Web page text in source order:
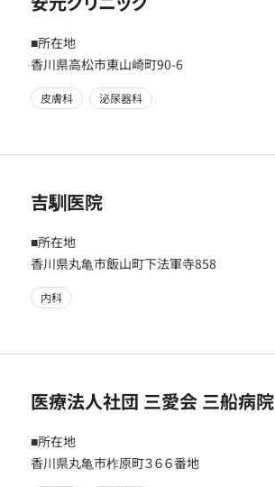
■所在地
香川県高松市東山崎町90-6
皮膚科 泌尿器科
吉馴医院
■所在地
香川県丸亀市飯山町下法軍寺858
内科
医療法人社団 三愛会 三船病院
■所在地
香川県丸亀市柞原町３６６番地